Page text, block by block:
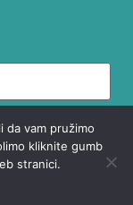
reserved.
da vam pružimo
kliknite gumb
stranici.